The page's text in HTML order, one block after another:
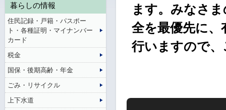
ます。みなさ
全を最優先に、
行いますので
暮らしの情報
住民記録・戸籍・パスポー
ト・各種証明・マイナンバー
カード
税金
国保・後期高齢・年金
ごみ・リサイクル
上下水道